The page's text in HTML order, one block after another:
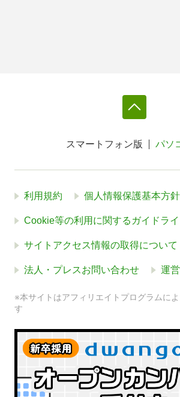
スマートフォン版 パソ
利用規約 個人情報保護基本方針
Cookie等の利用に関するガイドラ
サイトアクセス情報の取得について
法人・プレスお問い合わせ 運
※本サイトはアフィリエイトプログラムに
す